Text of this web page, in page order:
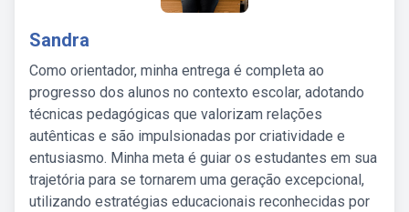
Sandra
Como orientador, minha entrega é completa ao
progresso dos alunos no contexto escolar, adotando
técnicas pedagógicas que valorizam relações
autênticas e são impulsionadas por criatividade e
entusiasmo. Minha meta é guiar os estudantes em sua
trajetória para se tornarem uma geração excepcional,
utilizando estratégias educacionais reconhecidas por